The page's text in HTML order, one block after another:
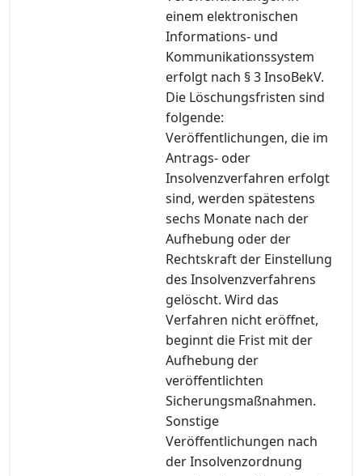
einem elektronischen
Informations- und
Kommunikationssystem
erfolgt nach § 3 InsoBekV.
Die Löschungsfristen sind
folgende:
Veröffentlichungen, die im
Antrags- oder
Insolvenzverfahren erfolgt
sind, werden spätestens
sechs Monate nach der
Aufhebung oder der
Rechtskraft der Einstellung
des Insolvenzverfahrens
gelöscht. Wird das
Verfahren nicht eröffnet,
beginnt die Frist mit der
Aufhebung der
veröffentlichten
Sicherungsmaßnahmen.
Sonstige
Veröffentlichungen nach
der Insolvenzordnung